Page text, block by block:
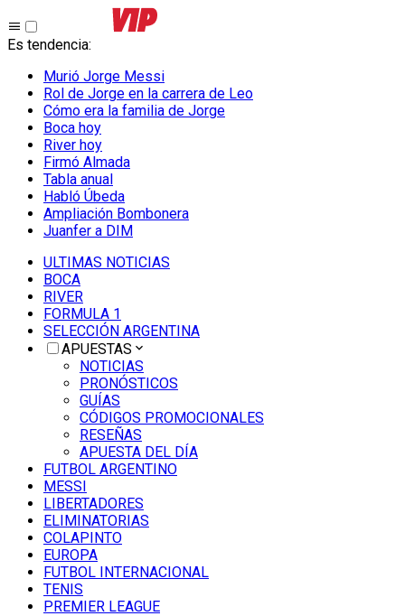
Es tendencia:
Murió Jorge Messi
Rol de Jorge en la carrera de Leo
Cómo era la familia de Jorge
Boca hoy
River hoy
Firmó Almada
Tabla anual
Habló Úbeda
Ampliación Bombonera
Juanfer a DIM
ULTIMAS NOTICIAS
BOCA
RIVER
FORMULA 1
SELECCIÓN ARGENTINA
APUESTAS
NOTICIAS
PRONÓSTICOS
GUÍAS
CÓDIGOS PROMOCIONALES
RESEÑAS
APUESTA DEL DÍA
FUTBOL ARGENTINO
MESSI
LIBERTADORES
ELIMINATORIAS
COLAPINTO
EUROPA
FUTBOL INTERNACIONAL
TENIS
PREMIER LEAGUE